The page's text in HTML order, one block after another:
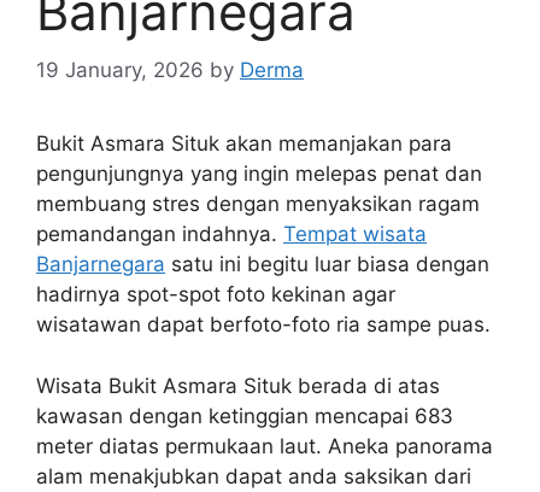
19 January, 2026 by Derma
Bukit Asmara Situk akan memanjakan para
pengunjungnya yang ingin melepas penat dan
membuang stres dengan menyaksikan ragam
pemandangan indahnya. Tempat wisata
Banjarnegara satu ini begitu luar biasa dengan
hadirnya spot-spot foto kekinan agar
wisatawan dapat berfoto-foto ria sampe puas.
Wisata Bukit Asmara Situk berada di atas
kawasan dengan ketinggian mencapai 683
meter diatas permukaan laut. Aneka panorama
alam menakjubkan dapat anda saksikan dari